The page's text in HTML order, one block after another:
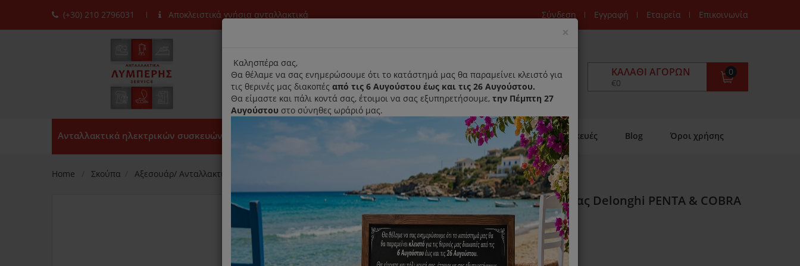
(+30) 210 2796031 Αποκλειστικά γνήσια ανταλλακτικά Σύνδεση Εγγραφή Εταιρεία Επικοινωνία
ΚΑΛΆΘΙ ΑΓΟΡΏΝ
0
€0
Ανταλλακτικά ηλεκτρικών συσκευών Αρχική Παραλαβή- Παράδοση Κατ'οικον Επισκευές Blog Όροι χρήσης
Home Σκούπα Αξεσουάρ/ Ανταλλακτικά Σφικτήρας Στερέωσης Σακούλας Σκούπας Delonghi PENTA & COBRA
Σφικτήρας Στερέωσης Σακούλας Σκούπας Delonghi PENTA & COBRA
Κωδικός : VT202072
Διαθεσιμότητα :
Παράδοση Σε 1-3 Ημέρες (Διαθέσιμο)
× Close
title
Καλησπέρα σας,
Θα θέλαμε να σας ενημερώσουμε ότι το κατάστημά μας θα παραμείνει κλειστό για
τις θερινές μας διακοπές από τις 6 Αυγούστου έως και τις 26 Αυγούστου.
Θα είμαστε και πάλι κοντά σας, έτοιμοι να σας εξυπηρετήσουμε, την Πέμπτη 27
Αυγούστου στο σύνηθες ωράριό μας.